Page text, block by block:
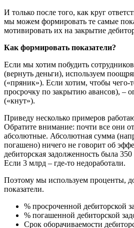
И только после того, как круг
мы можем формировать те самые
мотивировать их на закрытие
Как формировать показатели?
Если мы хотим побудить
(вернуть деньги), используем
(«пряник»). Если хотим, чтобы чего-
просрочку по закрытию авансов), –
(«кнут»).
Приведу несколько примеров
Обратите внимание: почти все они
абсолютные. Абсолютная сумма
погашено) ничего не говорит об
дебиторская задолженность была 350
Если 3 млрд – где-то недоработали.
Поэтому мы используем проценты,
показатели.
% просроченной дебиторской
% погашенной дебиторской
Срок оборачиваемости